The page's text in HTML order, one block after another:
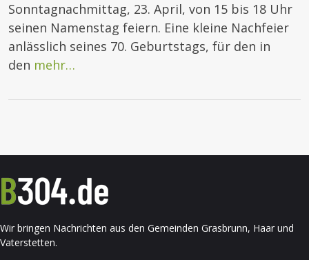
Sonntagnachmittag, 23. April, von 15 bis 18 Uhr
seinen Namenstag feiern. Eine kleine Nachfeier
anlässlich seines 70. Geburtstags, für den in
den mehr…
Wir bringen Nachrichten aus den Gemeinden Grasbrunn, Haar und
Vaterstetten.